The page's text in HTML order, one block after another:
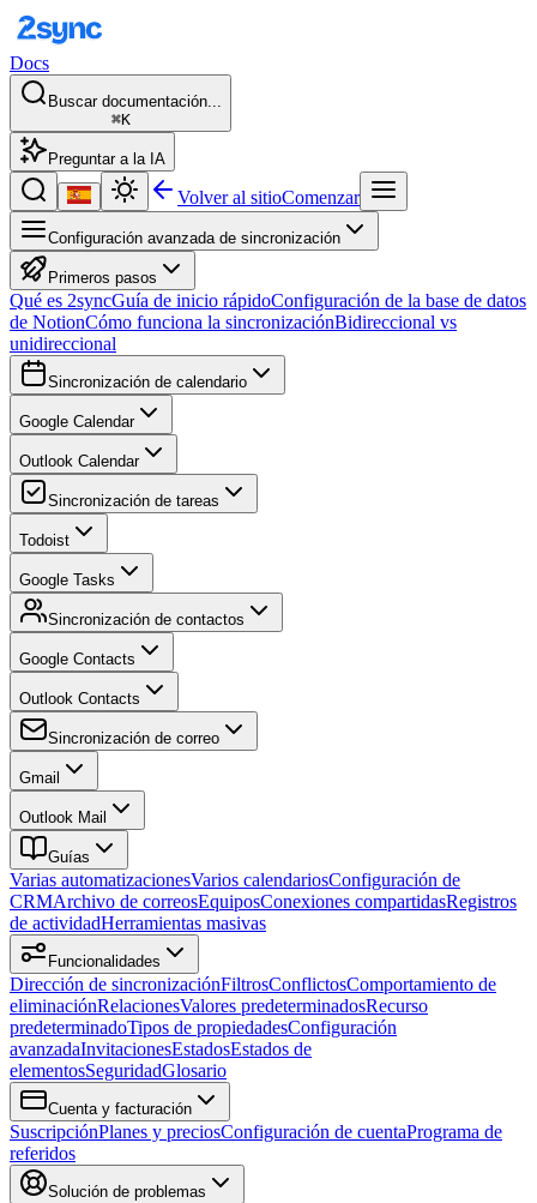
Docs
Buscar documentación...
⌘K
Preguntar a la IA
Volver al sitioComenzar
Configuración avanzada de sincronización
Primeros pasos
Qué es 2syncGuía de inicio rápidoConfiguración de la base de datos
de NotionCómo funciona la sincronizaciónBidireccional vs
unidireccional
Sincronización de calendario
Google Calendar
Outlook Calendar
Sincronización de tareas
Todoist
Google Tasks
Sincronización de contactos
Google Contacts
Outlook Contacts
Sincronización de correo
Gmail
Outlook Mail
Guías
Varias automatizacionesVarios calendariosConfiguración de
CRMArchivo de correosEquiposConexiones compartidasRegistros
de actividadHerramientas masivas
Funcionalidades
Dirección de sincronizaciónFiltrosConflictosComportamiento de
eliminaciónRelacionesValores predeterminadosRecurso
predeterminadoTipos de propiedadesConfiguración
avanzadaInvitacionesEstadosEstados de
elementosSeguridadGlosario
Cuenta y facturación
SuscripciónPlanes y preciosConfiguración de cuentaPrograma de
referidos
Solución de problemas